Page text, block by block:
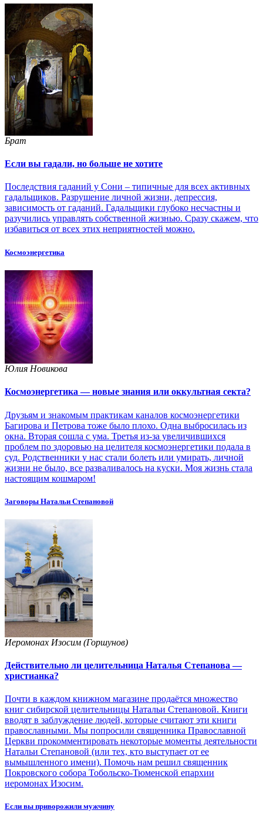
Брат
Если вы гадали, но больше не хотите
Последствия гаданий у Сони – типичные для всех активных
гадальщиков. Разрушение личной жизни, депрессия,
зависимость от гаданий. Гадальщики глубоко несчастны и
разучились управлять собственной жизнью. Сразу скажем, что
избавиться от всех этих неприятностей можно.
Космоэнергетика
Юлия Новикова
Космоэнергетика — новые знания или оккультная секта?
Друзьям и знакомым практикам каналов космоэнергетики
Багирова и Петрова тоже было плохо. Одна выбросилась из
окна. Вторая сошла с ума. Третья из-за увеличившихся
проблем по здоровью на целителя космоэнергетики подала в
суд. Родственники у нас стали болеть или умирать, личной
жизни не было, все разваливалось на куски. Моя жизнь стала
настоящим кошмаром!
Заговоры Натальи Степановой
Иеромонах Изосим (Горшунов)
Действительно ли целительница Наталья Степанова —
христианка?
Почти в каждом книжном магазине продаётся множество
книг сибирской целительницы Натальи Степановой. Книги
вводят в заблуждение людей, которые считают эти книги
православными. Мы попросили священника Православной
Церкви прокомментировать некоторые моменты деятельности
Натальи Степановой (или тех, кто выступает от ее
вымышленного имени). Помочь нам решил священник
Покровского собора Тобольско-Тюменской епархии
иеромонах Изосим.
Если вы приворожили мужчину